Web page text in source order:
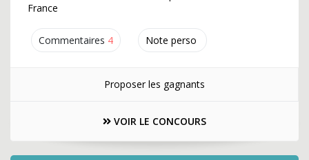
Commentaires 4 Note perso
France
Proposer les gagnants
VOIR LE CONCOURS